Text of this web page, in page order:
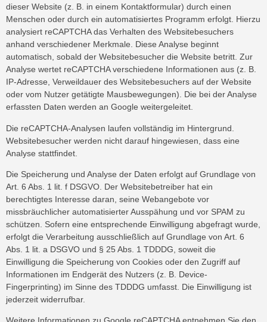
dieser Website (z. B. in einem Kontaktformular) durch einen
Menschen oder durch ein automatisiertes Programm erfolgt. Hierzu
analysiert reCAPTCHA das Verhalten des Websitebesuchers
anhand verschiedener Merkmale. Diese Analyse beginnt
automatisch, sobald der Websitebesucher die Website betritt. Zur
Analyse wertet reCAPTCHA verschiedene Informationen aus (z. B.
IP-Adresse, Verweildauer des Websitebesuchers auf der Website
oder vom Nutzer getätigte Mausbewegungen). Die bei der Analyse
erfassten Daten werden an Google weitergeleitet.
Die reCAPTCHA-Analysen laufen vollständig im Hintergrund.
Websitebesucher werden nicht darauf hingewiesen, dass eine
Analyse stattfindet.
Die Speicherung und Analyse der Daten erfolgt auf Grundlage von
Art. 6 Abs. 1 lit. f DSGVO. Der Websitebetreiber hat ein
berechtigtes Interesse daran, seine Webangebote vor
missbräuchlicher automatisierter Ausspähung und vor SPAM zu
schützen. Sofern eine entsprechende Einwilligung abgefragt wurde,
erfolgt die Verarbeitung ausschließlich auf Grundlage von Art. 6
Abs. 1 lit. a DSGVO und § 25 Abs. 1 TDDDG, soweit die
Einwilligung die Speicherung von Cookies oder den Zugriff auf
Informationen im Endgerät des Nutzers (z. B. Device-
Fingerprinting) im Sinne des TDDDG umfasst. Die Einwilligung ist
jederzeit widerrufbar.